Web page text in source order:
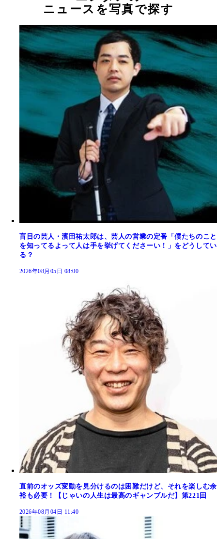
ニュースを写真で探す
盲目の芸人・濱田祐太郎は、芸人の営業の定番「僕たちのこと
を知ってるよって人は手を挙げてくださーい！」をどうしてい
る？
2026年08月05日 08:00
直前のオッズ変動を見分けるのは困難だけど、それを楽しむ余
裕も必要！【じゃいの人生は最高のギャンブルだ】第221回
2026年08月04日 11:40